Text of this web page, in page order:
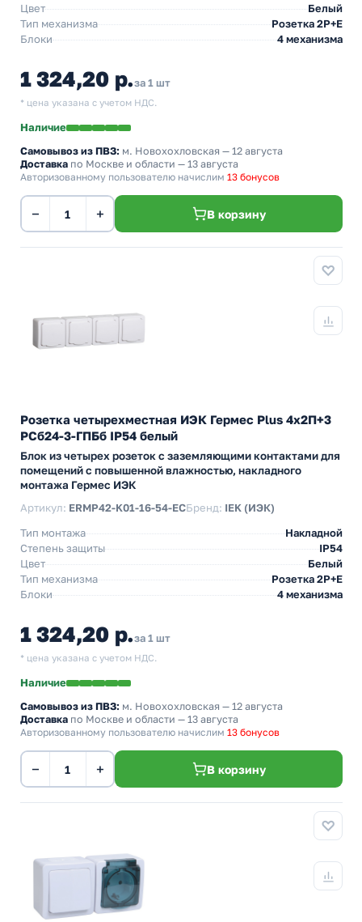
Цвет
Белый
Тип механизма
Розетка 2Р+Е
Блоки
4 механизма
1 324,20 р.за 1 шт
* цена указана с учетом НДС.
Наличие
Самовывоз из ПВЗ: м. Новохохловская — 12 августа
Доставка по Москве и области — 13 августа
Авторизованному пользователю начислим 13 бонусов
− + В корзину
Розетка четырехместная ИЭК Гермес Plus 4х2П+3
РСб24-3-ГПБб IP54 белый
Блок из четырех розеток с заземляющими контактами для
помещений с повышенной влажностью, накладного
монтажа Гермес ИЭК
Артикул: ERMP42-K01-16-54-ECБренд: IEK (ИЭК)
Тип монтажа
Накладной
Степень защиты
IP54
Цвет
Белый
Тип механизма
Розетка 2Р+Е
Блоки
4 механизма
1 324,20 р.за 1 шт
* цена указана с учетом НДС.
Наличие
Самовывоз из ПВЗ: м. Новохохловская — 12 августа
Доставка по Москве и области — 13 августа
Авторизованному пользователю начислим 13 бонусов
− + В корзину